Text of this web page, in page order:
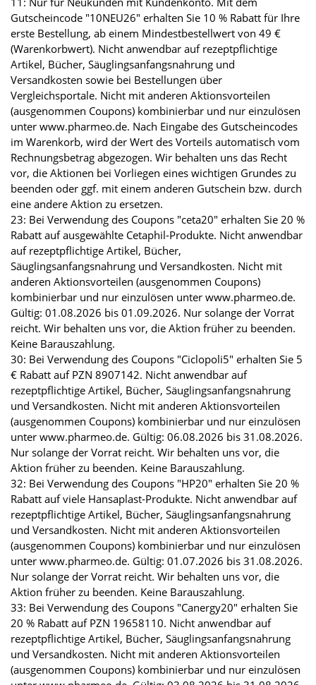
Gutscheincode "10NEU26" erhalten Sie 10 % Rabatt für Ihre
erste Bestellung, ab einem Mindestbestellwert von 49 €
(Warenkorbwert). Nicht anwendbar auf rezeptpflichtige
Artikel, Bücher, Säuglingsanfangsnahrung und
Versandkosten sowie bei Bestellungen über
Vergleichsportale. Nicht mit anderen Aktionsvorteilen
(ausgenommen Coupons) kombinierbar und nur einzulösen
unter www.pharmeo.de. Nach Eingabe des Gutscheincodes
im Warenkorb, wird der Wert des Vorteils automatisch vom
Rechnungsbetrag abgezogen. Wir behalten uns das Recht
vor, die Aktionen bei Vorliegen eines wichtigen Grundes zu
beenden oder ggf. mit einem anderen Gutschein bzw. durch
eine andere Aktion zu ersetzen.
23: Bei Verwendung des Coupons "ceta20" erhalten Sie 20 %
Rabatt auf ausgewählte Cetaphil-Produkte. Nicht anwendbar
auf rezeptpflichtige Artikel, Bücher,
Säuglingsanfangsnahrung und Versandkosten. Nicht mit
anderen Aktionsvorteilen (ausgenommen Coupons)
kombinierbar und nur einzulösen unter www.pharmeo.de.
Gültig: 01.08.2026 bis 01.09.2026. Nur solange der Vorrat
reicht. Wir behalten uns vor, die Aktion früher zu beenden.
Keine Barauszahlung.
30: Bei Verwendung des Coupons "Ciclopoli5" erhalten Sie 5
€ Rabatt auf PZN 8907142. Nicht anwendbar auf
rezeptpflichtige Artikel, Bücher, Säuglingsanfangsnahrung
und Versandkosten. Nicht mit anderen Aktionsvorteilen
(ausgenommen Coupons) kombinierbar und nur einzulösen
unter www.pharmeo.de. Gültig: 06.08.2026 bis 31.08.2026.
Nur solange der Vorrat reicht. Wir behalten uns vor, die
Aktion früher zu beenden. Keine Barauszahlung.
32: Bei Verwendung des Coupons "HP20" erhalten Sie 20 %
Rabatt auf viele Hansaplast-Produkte. Nicht anwendbar auf
rezeptpflichtige Artikel, Bücher, Säuglingsanfangsnahrung
und Versandkosten. Nicht mit anderen Aktionsvorteilen
(ausgenommen Coupons) kombinierbar und nur einzulösen
unter www.pharmeo.de. Gültig: 01.07.2026 bis 31.08.2026.
Nur solange der Vorrat reicht. Wir behalten uns vor, die
Aktion früher zu beenden. Keine Barauszahlung.
33: Bei Verwendung des Coupons "Canergy20" erhalten Sie
20 % Rabatt auf PZN 19658110. Nicht anwendbar auf
rezeptpflichtige Artikel, Bücher, Säuglingsanfangsnahrung
und Versandkosten. Nicht mit anderen Aktionsvorteilen
(ausgenommen Coupons) kombinierbar und nur einzulösen